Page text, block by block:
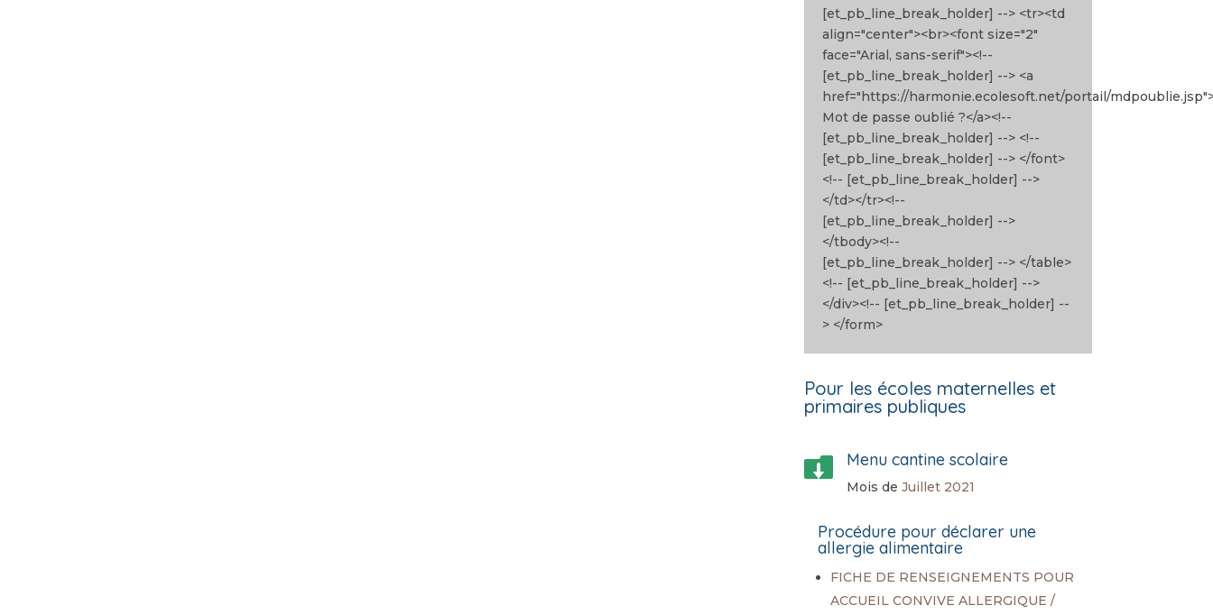
[et_pb_line_break_holder] --> <tr><td
align="center"><br><font size="2"
face="Arial, sans-serif"><!--
[et_pb_line_break_holder] --> <a
href="https://harmonie.ecolesoft.net/portail/
Mot de passe oublié ?</a><!--
[et_pb_line_break_holder] --> <!--
[et_pb_line_break_holder] --> </font>
<!-- [et_pb_line_break_holder] -->
</td></tr><!--
[et_pb_line_break_holder] -->
</tbody><!--
[et_pb_line_break_holder] --> </table>
<!-- [et_pb_line_break_holder] -->
</div><!-- [et_pb_line_break_holder] --
> </form>
Pour les écoles maternelles et
primaires publiques
 Menu cantine scolaire
Mois deJuillet 2021
Procédure pour déclarer une
allergie alimentaire
FICHE DE RENSEIGNEMENTS POUR
ACCUEIL CONVIVE ALLERGIQUE /